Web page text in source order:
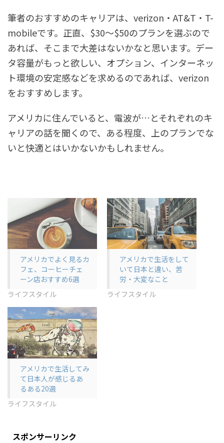
筆者のおすすめのキャリアは、verizon・AT&T・T-
mobileです。正直、$30〜$50のプランを選ぶので
あれば、そこまで大差はないかなと思います。デー
タ容量がもっと欲しい、オプション、インターネッ
ト環境の安定感などを求めるのであれば、verizon
をおすすめします。
アメリカに住んでいると、電波が…とそれぞれのキ
ャリアの話を聞くので、ある程度、上のプランでな
いと快適とはいかないかもしれません。
アメリカでよく見るカ
フェ、コーヒーチェ
ーン店おすすめ6選
ライフスタイル
アメリカで生活をして
いて日本と違い、苦
労・大変なこと
ライフスタイル
アメリカで生活してみ
て日本人が感じるあ
るある20選
ライフスタイル
スポンサーリンク